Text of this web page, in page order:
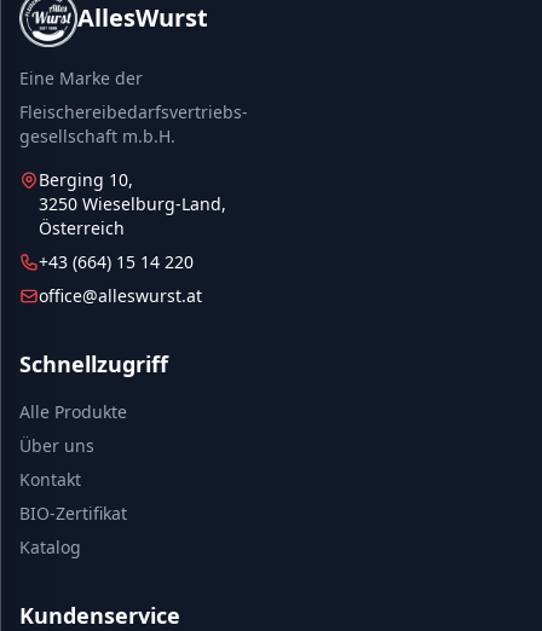
AllesWurst
Eine Marke der
Fleischereibedarfsvertriebs-
gesellschaft m.b.H.
Berging 10,
3250 Wieselburg-Land,
Österreich
+43 (664) 15 14 220
office@alleswurst.at
Schnellzugriff
Alle Produkte
Über uns
Kontakt
BIO-Zertifikat
Katalog
Kundenservice